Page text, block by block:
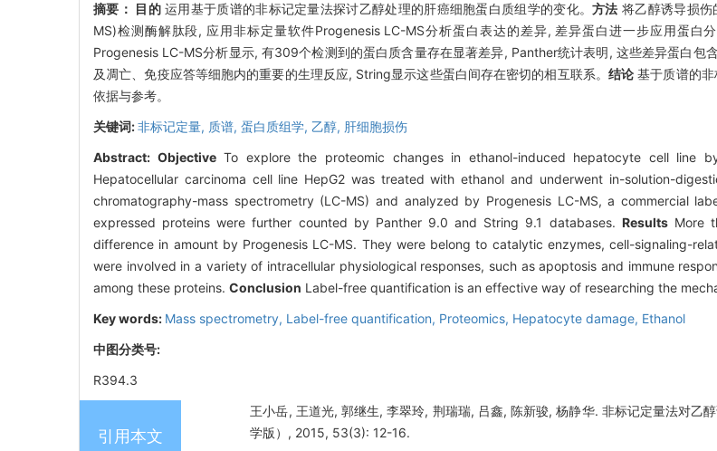
摘要： 目的运用基于质谱的非标记定量法探讨乙醇处理的肝癌细胞蛋白质组学的变化。方法 将乙醇诱导损
MS)检测酶解肽段, 应用非标定量软件Progenesis LC-MS分析蛋白表达的差异, 差异蛋白进一步应用蛋白
Progenesis LC-MS分析显示, 有309个检测到的蛋白质含量存在显著差异, Panther统计表明, 这些差异蛋白包
及凋亡、免疫应答等细胞内的重要的生理反应, String显示这些蛋白间存在密切的相互联系。 结论 基于质谱的
依据与参考。
关键词:非标记定量, 质谱, 蛋白质组学, 乙醇, 肝细胞损伤
Abstract: ObjectiveTo explore the proteomic changes in ethanol-induced hepatocyte cell line
Hepatocellular carcinoma cell line HepG2 was treated with ethanol and underwent in-solution-
chromatography-mass spectrometry (LC-MS) and analyzed by Progenesis LC-MS, a commercial
expressed proteins were further counted by Panther 9.0 and String 9.1 databases. ResultsMore
difference in amount by Progenesis LC-MS. They were belong to catalytic enzymes, cell-signaling-
were involved in a variety of intracellular physiological responses, such as apoptosis and immune
among these proteins. Conclusion Label-free quantification is an effective way of researching the
Key words: Mass spectrometry, Label-free quantification, Proteomics, Hepatocyte damage, Ethanol
中图分类号:
R394.3
引用本文
王小岳, 王道光, 郭继生, 李翠玲, 荆瑞瑞, 吕鑫, 陈新骏, 杨静华. 非标记定量法对乙
学版）, 2015, 53(3): 12-16.